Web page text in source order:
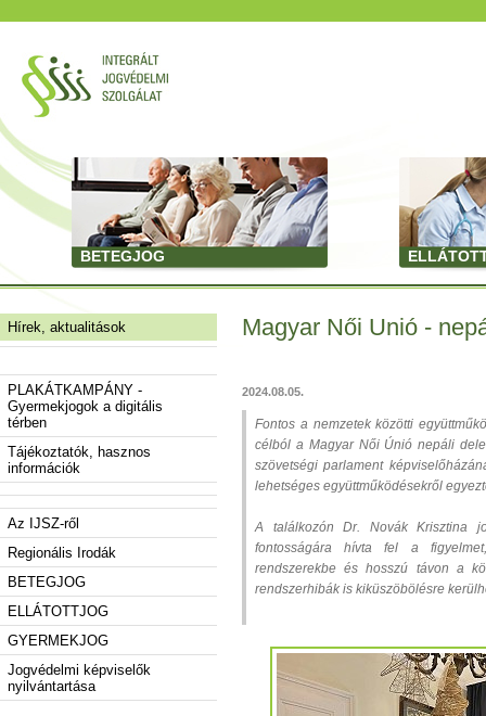
BETEGJOG
Hírek, aktualitások
PLAKÁTKAMPÁNY -
Gyermekjogok a digitális
térben
Tájékoztatók, hasznos
információk
Az IJSZ-ről
Regionális Irodák
BETEGJOG
ELLÁTOTTJOG
GYERMEKJOG
Jogvédelmi képviselők
nyilvántartása
Magyar Női Unió -
2024.08.05.
Fontos a nemzetek közötti
célból a Magyar Női Únió nepáli
szövetségi parlament
lehetséges együttműködésekről
A találkozón Dr. Novák Krisztina
fontosságára hívta fel a
rendszerekbe és hosszú távon a
rendszerhibák is kiküszöbölésre